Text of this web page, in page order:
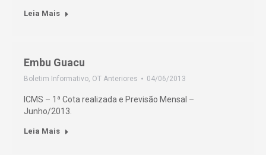
Leia Mais
Embu Guacu
Boletim Informativo, OT Anteriores 04/06/2013
ICMS – 1ª Cota realizada e Previsão Mensal –
Junho/2013.
Leia Mais